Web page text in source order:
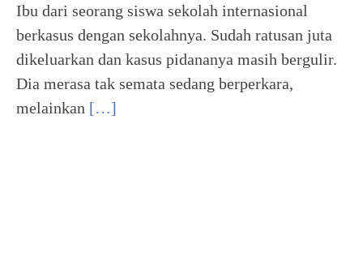
Ibu dari seorang siswa sekolah internasional
berkasus dengan sekolahnya. Sudah ratusan juta
dikeluarkan dan kasus pidananya masih bergulir.
Dia merasa tak semata sedang berperkara,
melainkan […]